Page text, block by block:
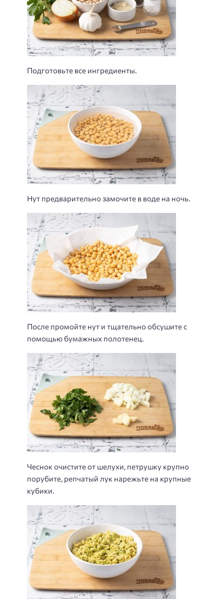
Подготовьте все ингредиенты.
Нут предварительно замочите в воде на ночь.
После промойте нут и тщательно обсушите с
помощью бумажных полотенец.
Чеснок очистите от шелухи, петрушку крупно
порубите, репчатый лук нарежьте на крупные
кубики.